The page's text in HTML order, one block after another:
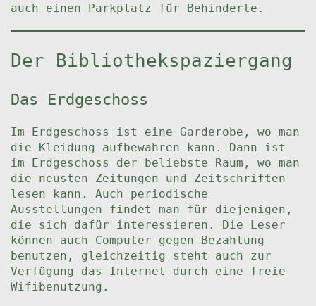
auch einen Parkplatz für Behinderte.
Der Bibliothekspaziergang
Das Erdgeschoss
Im Erdgeschoss ist eine Garderobe, wo man
die Kleidung aufbewahren kann. Dann ist
im Erdgeschoss der beliebste Raum, wo man
die neusten Zeitungen und Zeitschriften
lesen kann. Auch periodische
Ausstellungen findet man für diejenigen,
die sich dafür interessieren. Die Leser
können auch Computer gegen Bezahlung
benutzen, gleichzeitig steht auch zur
Verfügung das Internet durch eine freie
Wifibenutzung.